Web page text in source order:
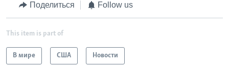
Поделиться Follow us
This item is part of
В мире США Новости